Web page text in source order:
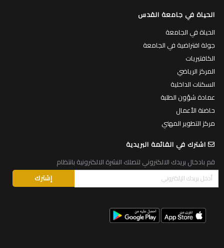
الحياة في جامعة القدس
الحياة في الجامعة
جولة افتراضية في الجامعة
الكافتيريات
المركز الرياضي
السكنات الداخلية
عمادة شؤون الطلبة
حاضنة الأعمال
مركز التطوير المهني
اشترك في القائمة البريدية
قم بادخال بريدك الالكتروني لتصلك النشرة الالكترونية بانتظام